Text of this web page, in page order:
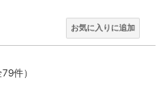
79件）